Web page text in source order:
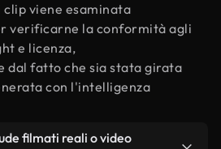
viene esaminata
verificarne la conformità agli
e licenza,
dal fatto che sia stata girata
con l'intelligenza
filmati reali o video